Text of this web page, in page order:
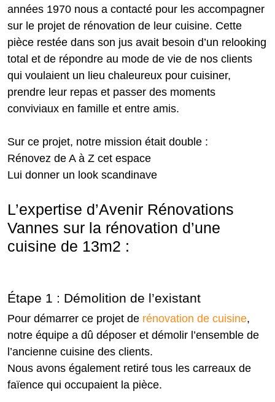
années 1970 nous a contacté pour les accompagner
sur le projet de rénovation de leur cuisine. Cette
pièce restée dans son jus avait besoin d’un relooking
total et de répondre au mode de vie de nos clients
qui voulaient un lieu chaleureux pour cuisiner,
prendre leur repas et passer des moments
conviviaux en famille et entre amis.
Sur ce projet, notre mission était double :
Rénovez de A à Z cet espace
Lui donner un look scandinave
L’expertise d’Avenir Rénovations
Vannes sur la rénovation d’une
cuisine de 13m2 :
Étape 1 : Démolition de l’existant
Pour démarrer ce projet de rénovation de cuisine,
notre équipe a dû déposer et démolir l’ensemble de
l’ancienne cuisine des clients.
Nous avons également retiré tous les carreaux de
faïence qui occupaient la pièce.